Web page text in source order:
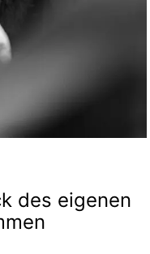
des eigenen